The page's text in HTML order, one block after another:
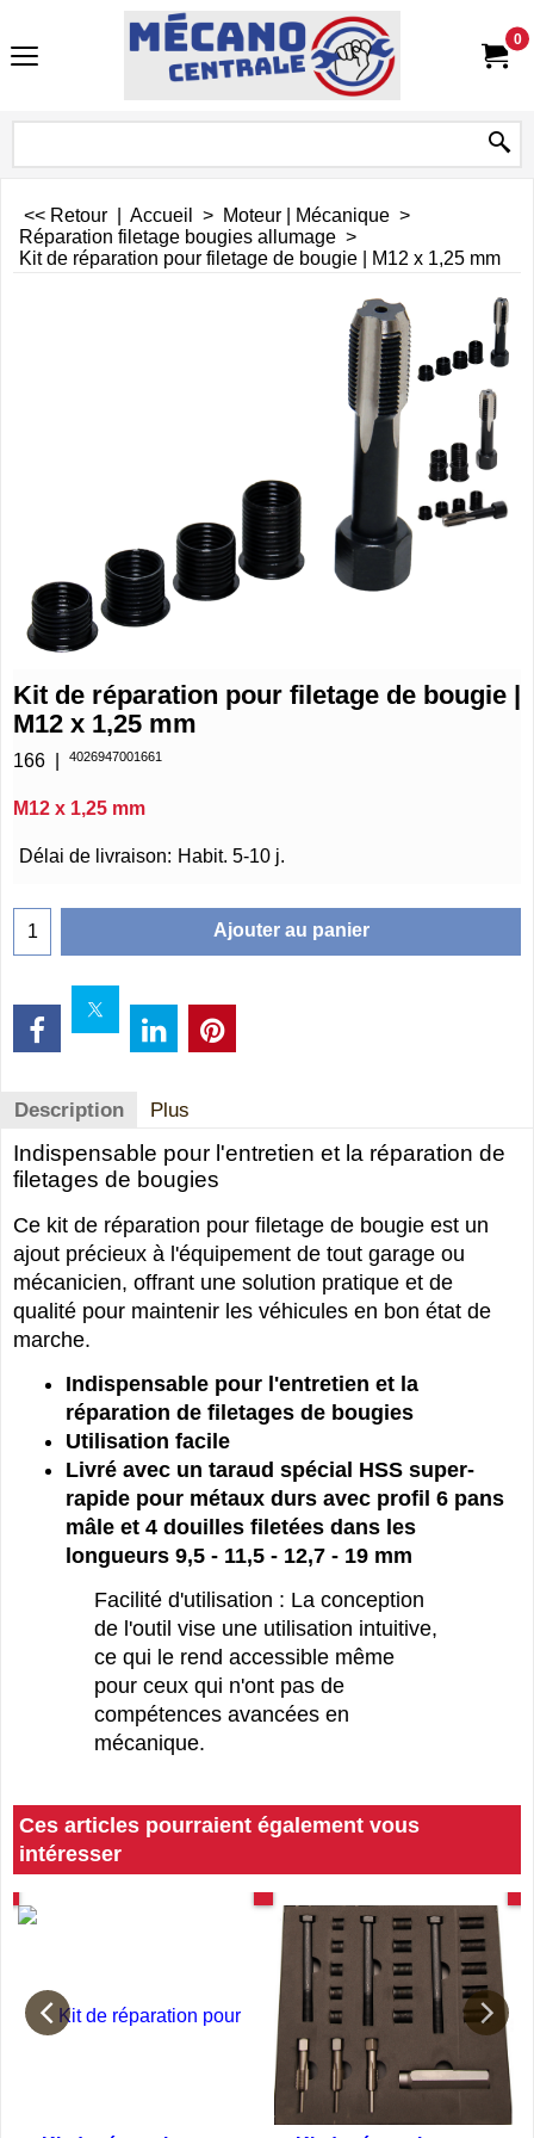
0
<< Retour Accueil > Moteur | Mécanique >
Réparation filetage bougies allumage >
Kit de réparation pour filetage de bougie | M12 x 1,25 mm
Kit de réparation pour filetage de bougie |
M12 x 1,25 mm
166 4026947001661
M12 x 1,25 mm
€21.75
Description Plus
Indispensable pour l'entretien et la réparation de
filetages de bougies
Ce kit de réparation pour filetage de bougie est un
ajout précieux à l'équipement de tout garage ou
mécanicien, offrant une solution pratique et de
qualité pour maintenir les véhicules en bon état de
marche.
Indispensable pour l'entretien et la
réparation de filetages de bougies
Utilisation facile
Livré avec un taraud spécial HSS super-
rapide pour métaux durs avec profil 6 pans
mâle et 4 douilles filetées dans les
longueurs 9,5 - 11,5 - 12,7 - 19 mm
Facilité d'utilisation : La conception
de l'outil vise une utilisation intuitive,
ce qui le rend accessible même
pour ceux qui n'ont pas de
compétences avancées en
Ces articles pourraient également vous
intéresser
Tutoriel PDF